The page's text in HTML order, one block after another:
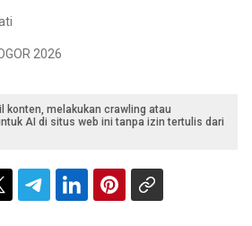
2026
konten, melakukan crawling atau
AI di situs web ini tanpa izin tertulis dari